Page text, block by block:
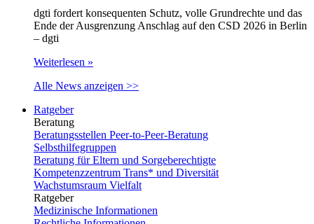
dgti fordert konsequenten Schutz, volle Grundrechte und das
Ende der Ausgrenzung Anschlag auf den CSD 2026 in Berlin
– dgti
Weiterlesen »
Alle News anzeigen >>
Ratgeber
Beratung
Beratungsstellen Peer-to-Peer-Beratung
Selbsthilfegruppen
Beratung für Eltern und Sorgeberechtigte
Kompetenzzentrum Trans* und Diversität
Wachstumsraum Vielfalt
Ratgeber
Medizinische Informationen